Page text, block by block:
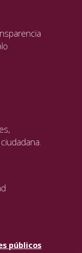
públicos